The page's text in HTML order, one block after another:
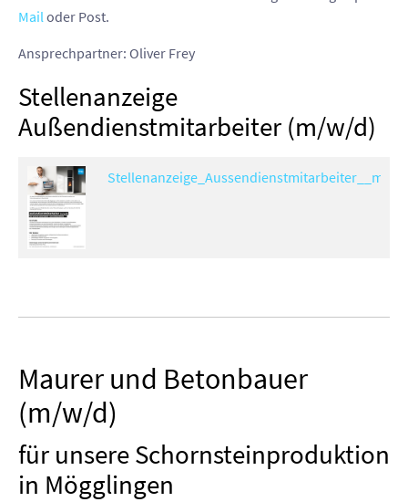
Mail oder Post.
Ansprechpartner: Oliver Frey
Stellenanzeige
Außendienstmitarbeiter (m/w/d)
Maurer und Betonbauer
(m/w/d)
für unsere Schornsteinproduktion
in Mögglingen